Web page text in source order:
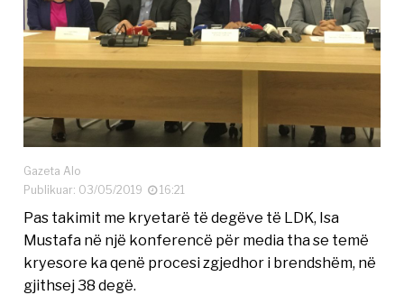
Gazeta Alo
Publikuar: 03/05/2019
16:21
Pas takimit me kryetarë të degëve të LDK, Isa
Mustafa në një konferencë për media tha se temë
kryesore ka qenë procesi zgjedhor i brendshëm, në
gjithsej 38 degë.